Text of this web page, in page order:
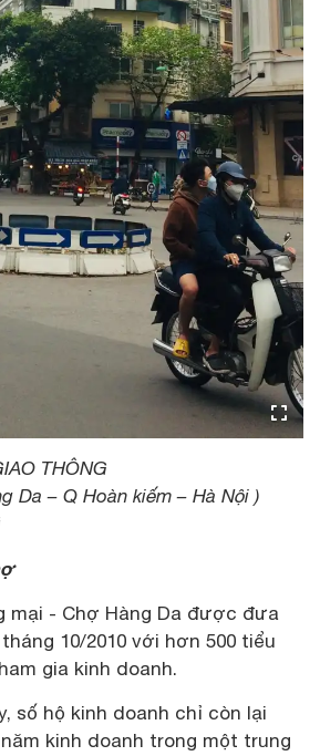
THÔNG
Da – Q Hoàn kiếm – Hà Nội )
mại - Chợ Hàng Da được đưa
10/2010 với hơn 500 tiểu
gia kinh doanh.
số hộ kinh doanh chỉ còn lại
kinh doanh trong một trung